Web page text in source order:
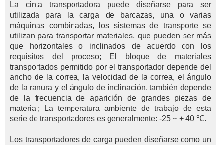
La cinta transportadora puede diseñarse para ser
utilizada para la carga de barcazas, una o varias
máquinas combinadas, los sistemas de transporte se
utilizan para transportar materiales, que pueden ser más
que horizontales o inclinados de acuerdo con los
requisitos del proceso; El bloque de materiales
transportados permitido por el transportador depende del
ancho de la correa, la velocidad de la correa, el ángulo
de la ranura y el ángulo de inclinación, también depende
de la frecuencia de aparición de grandes piezas de
material; La temperatura ambiente de trabajo de esta
serie de transportadores es generalmente: -25 ~ + 40 ℃.
Los transportadores de carga pueden diseñarse como un